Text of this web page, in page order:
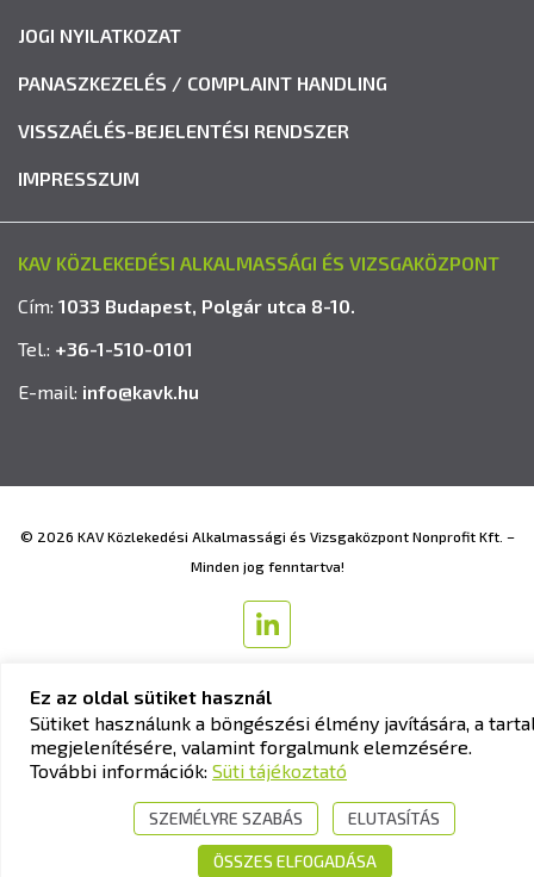
JOGI NYILATKOZAT
PANASZKEZELÉS / COMPLAINT HANDLING
VISSZAÉLÉS-BEJELENTÉSI RENDSZER
IMPRESSZUM
KAV KÖZLEKEDÉSI ALKALMASSÁGI ÉS VIZSGAKÖZPONT
Cím: 1033 Budapest, Polgár utca 8-10.
Tel.: +36-1-510-0101
E-mail: info@kavk.hu
© 2026 KAV Közlekedési Alkalmassági és Vizsgaközpont Nonprofit Kft. –
Minden jog fenntartva!
Süti tájékoztató
Ez az oldal sütiket használ
Sütiket használunk a böngészési élmény javítására, a
megjelenítésére, valamint forgalmunk elemzésére.
További információk: Süti tájékoztató
SZEMÉLYRE SZABÁS ELUTASÍTÁS
ÖSSZES ELFOGADÁSA